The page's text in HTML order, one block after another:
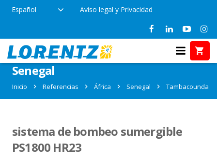
Español Aviso legal y Privacidad
Referencias en Tambacounda,
Senegal
Inicio Referencias África Senegal Tambacounda
sistema de bombeo sumergible
PS1800 HR23